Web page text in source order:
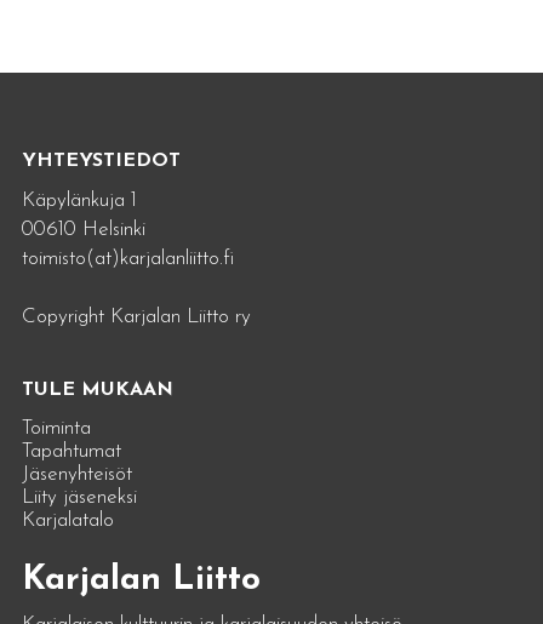
YHTEYSTIEDOT
Käpylänkuja 1
00610 Helsinki
toimisto(at)karjalanliitto.fi
Copyright Karjalan Liitto ry
TULE MUKAAN
Toiminta
Tapahtumat
Jäsenyhteisöt
Liity jäseneksi
Karjalatalo
Karjalan Liitto